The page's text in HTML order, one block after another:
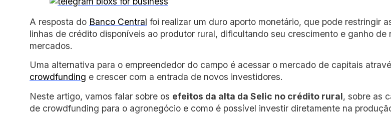
A resposta do Banco Central foi realizar um duro aporto monetário, que pode restringir
linhas de crédito disponíveis ao produtor rural, dificultando seu crescimento e ganho de
mercados.
Uma alternativa para o empreendedor do campo é acessar o mercado de capitais
crowdfunding e crescer com a entrada de novos investidores.
Neste artigo, vamos falar sobre os efeitos da alta da Selic no crédito rural, sobre as
de crowdfunding para o agronegócio e como é possível investir diretamente na